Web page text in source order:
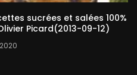
sucrées et salées 100%
Picard(2013-09-12)
2020